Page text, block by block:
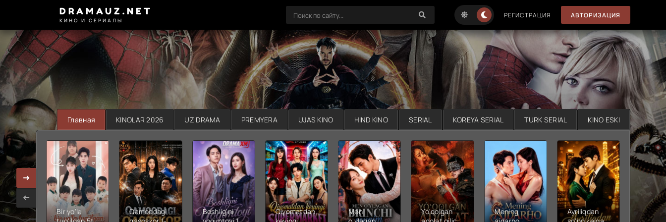
DRAMAUZ.NET
КИНО И СЕРИАЛЫ
РЕГИСТРАЦИЯ АВТОРИЗАЦИЯ
Главная KINOLAR 2026 UZ DRAMA PREMYERA UJAS KINO HIND KINO SERIAL KOREYA SERIAL TURK SERIAL KINO ESKI
Bir yo'la
Qamoqdagi
Boshlig'ni
Qiyomatdan
Men
Yo'qolgan
Mening
Ayriliqdan